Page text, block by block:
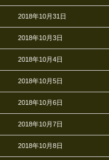
2018年10月31日
2018年10月3日
2018年10月4日
2018年10月5日
2018年10月6日
2018年10月7日
2018年10月8日